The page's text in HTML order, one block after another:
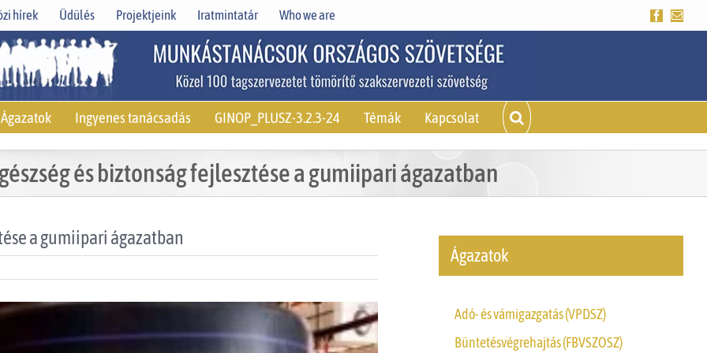
hírek Üdülés Projektjeink Iratmintatár Who we are Facebook
Ágazatok Ingyenes tanácsadás GINOP_PLUSZ-3.2.3-24 Témák Kapcsolat
és biztonság fejlesztése a gumiipari ágazatban
a gumiipari ágazatban
Ágazatok
Adó- és vámigazgatás (VPDSZ)
Büntetésvégrehajtás (FBVSZOSZ)